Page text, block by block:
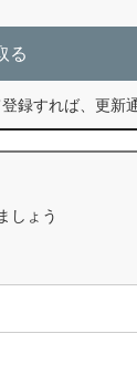
る
録すれば、更新
しょう